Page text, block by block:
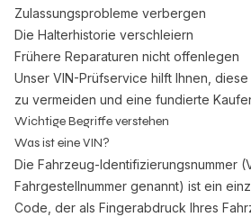
Zulassungsprobleme verbergen
Die Halterhistorie verschleiern
Frühere Reparaturen nicht offenlegen
Unser VIN-Prüfservice hilft Ihnen,
zu vermeiden und eine fundierte
Wichtige Begriffe verstehen
Was ist eine VIN?
Die Fahrzeug-Identifizierungsnummer
Fahrgestellnummer genannt) ist ein
Code, der als Fingerabdruck Ihres